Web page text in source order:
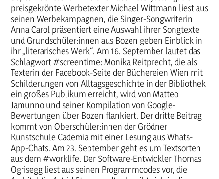
preisgekrönte Werbetexter Michael Wittmann liest aus
seinen Werbekampagnen, die Singer-Songwriterin
Anna Carol präsentiert eine Auswahl ihrer Songtexte
und Grundschüler:innen aus Bozen geben Einblick in
ihr „literarisches Werk“. Am 16. September lautet das
Schlagwort #screentime: Monika Reitprecht, die als
Texterin der Facebook-Seite der Büchereien Wien mit
Schilderungen von Alltagsgeschichte in der Bibliothek
ein großes Publikum erreicht, wird von Matteo
Jamunno und seiner Kompilation von Google-
Bewertungen über Bozen flankiert. Der dritte Beitrag
kommt von Oberschüler:innen der Grödner
Kunstschule Cademia mit einer Lesung aus Whats-
App-Chats. Am 23. September geht es um Textsorten
aus dem #worklife. Der Software-Entwickler Thomas
Ogrisegg liest aus seinen Programmcodes vor, die